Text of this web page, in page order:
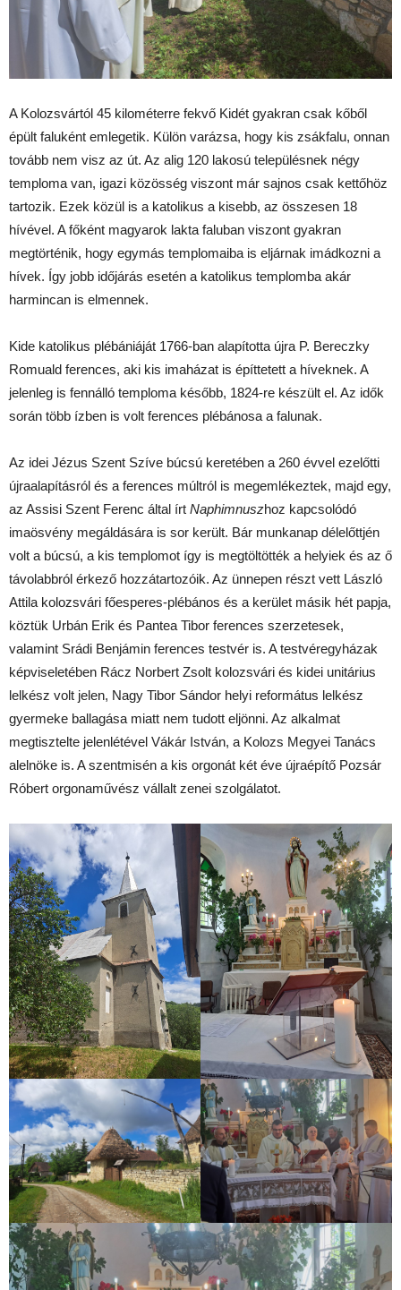
A Kolozsvártól 45 kilométerre fekvő Kidét gyakran csak kőből
épült faluként emlegetik. Külön varázsa, hogy kis zsákfalu, onnan
tovább nem visz az út. Az alig 120 lakosú településnek négy
temploma van, igazi közösség viszont már sajnos csak kettőhöz
tartozik. Ezek közül is a katolikus a kisebb, az összesen 18
hívével. A főként magyarok lakta faluban viszont gyakran
megtörténik, hogy egymás templomaiba is eljárnak imádkozni a
hívek. Így jobb időjárás esetén a katolikus templomba akár
harmincan is elmennek.
Kide katolikus plébániáját 1766-ban alapította újra P. Bereczky
Romuald ferences, aki kis imaházat is építtetett a híveknek. A
jelenleg is fennálló temploma később, 1824-re készült el. Az idők
során több ízben is volt ferences plébánosa a falunak.
Az idei Jézus Szent Szíve búcsú keretében a 260 évvel ezelőtti
újraalapításról és a ferences múltról is megemlékeztek, majd egy,
az Assisi Szent Ferenc által írt Naphimnuszhoz kapcsolódó
imaösvény megáldására is sor került. Bár munkanap délelőttjén
volt a búcsú, a kis templomot így is megtöltötték a helyiek és az ő
távolabbról érkező hozzátartozóik. Az ünnepen részt vett László
Attila kolozsvári főesperes-plébános és a kerület másik hét papja,
köztük Urbán Erik és Pantea Tibor ferences szerzetesek,
valamint Srádi Benjámin ferences testvér is. A testvéregyházak
képviseletében Rácz Norbert Zsolt kolozsvári és kidei unitárius
lelkész volt jelen, Nagy Tibor Sándor helyi református lelkész
gyermeke ballagása miatt nem tudott eljönni. Az alkalmat
megtisztelte jelenlétével Vákár István, a Kolozs Megyei Tanács
alelnöke is. A szentmisén a kis orgonát két éve újraépítő Pozsár
Róbert orgonaművész vállalt zenei szolgálatot.